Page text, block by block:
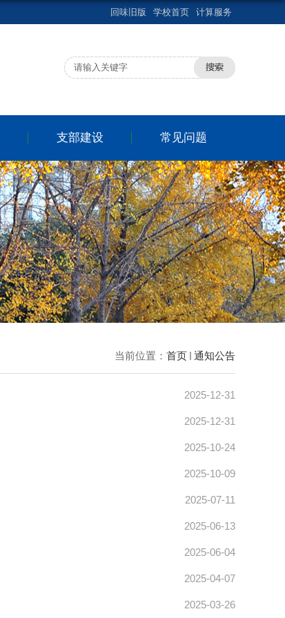
回味旧版 学校首页 计算服务
支部建设 常见问题
当前位置： 首页 通知公告
2025-12-31
2025-12-31
2025-10-24
2025-10-09
2025-07-11
2025-06-13
2025-06-04
2025-04-07
2025-03-26